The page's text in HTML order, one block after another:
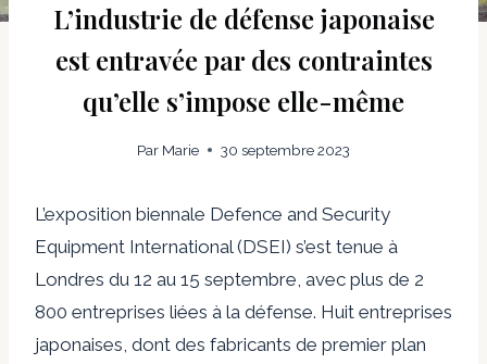
L’industrie de défense japonaise
est entravée par des contraintes
qu’elle s’impose elle-même
Par Marie 30 septembre 2023
L’exposition biennale Defence and Security
Equipment International (DSEI) s’est tenue à
Londres du 12 au 15 septembre, avec plus de 2
800 entreprises liées à la défense. Huit entreprises
japonaises, dont des fabricants de premier plan